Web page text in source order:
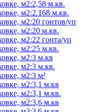
м2:2,58 м.кв.
м2:2.168 м.кв.
м2:20 гонтов/уп
м2:20 м.кв.
м2:22 гонта/уп
м2:25 м.кв.
м2:3 м.кв
м2:3 м.кв.
м2:3 м²
м2:3,1 м.кв
м2:3,1 м.кв.
м2:3,6 м.кв